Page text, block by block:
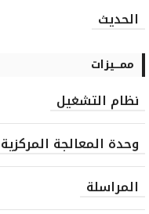
الحديث
ممـــيزات
نظام التشغيل
وحدة المعالجة المركزية
المراسلة